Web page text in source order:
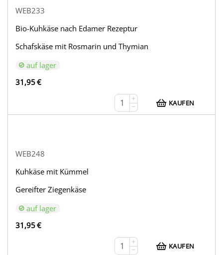
WEB233
Bio-Kuhkäse nach Edamer Rezeptur
Schafskäse mit Rosmarin und Thymian
auf lager
31,95€
+
−
KAUFEN
WEB248
Kuhkäse mit Kümmel
Gereifter Ziegenkäse
auf lager
31,95€
+
−
KAUFEN